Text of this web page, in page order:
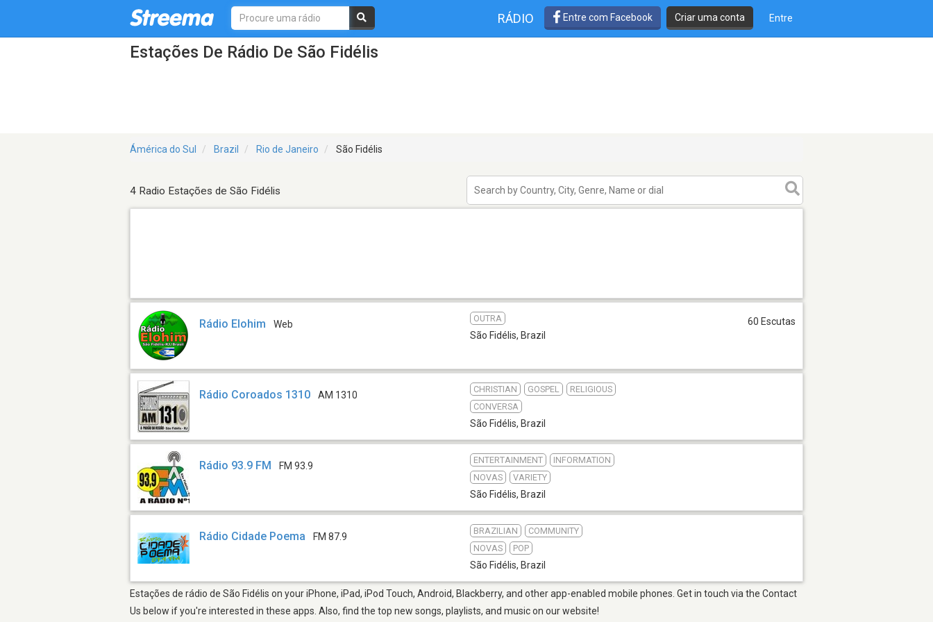
RÁDIO Entre com Facebook Criar uma conta Entre
Estações De Rádio De São Fidélis
Ámérica do Sul Brazil Rio de Janeiro São Fidélis
4 Radio Estações de São Fidélis
Rádio Elohim Web
OUTRA
São Fidélis, Brazil
60 Escutas
Rádio Coroados 1310 AM 1310
CHRISTIAN GOSPEL
RELIGIOUS
CONVERSA
São Fidélis, Brazil
Rádio 93.9 FM FM 93.9
ENTERTAINMENT
INFORMATION
NOVAS
VARIETY
São Fidélis, Brazil
Rádio Cidade Poema FM 87.9
BRAZILIAN
COMMUNITY
NOVAS
POP
São Fidélis, Brazil
Estações de rádio de São Fidélis on your iPhone, iPad, iPod Touch, Android, Blackberry, and other app-enabled mobile phones. Get in touch via the Contact
Us below if you're interested in these apps. Also, find the top new songs, playlists, and music on our website!